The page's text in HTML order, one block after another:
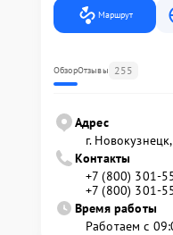
Маршрут
ОбзорОтзывы 255
Адрес
г.
Контакты
+7 (800) 301-
+7 (800) 301-
Время работы
Работаем с